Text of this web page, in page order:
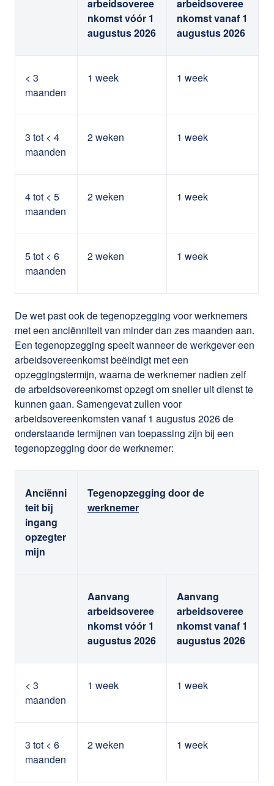
arbeidsoveree
nkomst vóór 1
augustus 2026
arbeidsoveree
nkomst vanaf 1
augustus 2026
< 3
maanden
1 week 1 week
3 tot < 4
maanden
2 weken 1 week
4 tot < 5
maanden
2 weken 1 week
5 tot < 6
maanden
2 weken 1 week
De wet past ook de tegenopzegging voor werknemers
met een anciënniteit van minder dan zes maanden aan.
Een tegenopzegging speelt wanneer de werkgever een
arbeidsovereenkomst beëindigt met een
opzeggingstermijn, waarna de werknemer nadien zelf
de arbeidsovereenkomst opzegt om sneller uit dienst te
kunnen gaan. Samengevat zullen voor
arbeidsovereenkomsten vanaf 1 augustus 2026 de
onderstaande termijnen van toepassing zijn bij een
tegenopzegging door de werknemer:
Anciënni
teit bij
ingang
opzegter
mijn
Tegenopzegging door de
werknemer
Aanvang
arbeidsoveree
nkomst vóór 1
augustus 2026
Aanvang
arbeidsoveree
nkomst vanaf 1
augustus 2026
< 3
maanden
1 week 1 week
3 tot < 6
maanden
2 weken 1 week